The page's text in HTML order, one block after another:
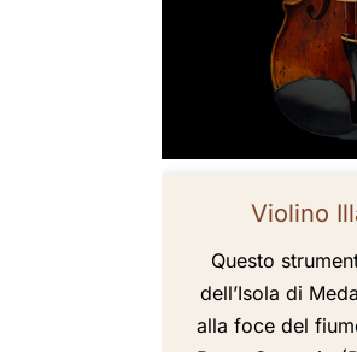
Violino
Questo
dell’Isola di
alla foce del